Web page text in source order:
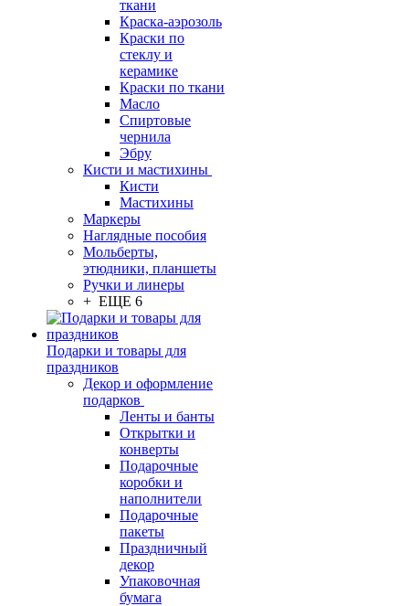
ткани
Краска-аэрозоль
Краски по
стеклу и
керамике
Краски по ткани
Масло
Спиртовые
чернила
Эбру
Кисти и мастихины
Кисти
Мастихины
Маркеры
Наглядные пособия
Мольберты,
этюдники, планшеты
Ручки и линеры
+ ЕЩЕ 6
Подарки и товары для
праздников
Декор и оформление
подарков
Ленты и банты
Открытки и
конверты
Подарочные
коробки и
наполнители
Подарочные
пакеты
Праздничный
декор
Упаковочная
бумага